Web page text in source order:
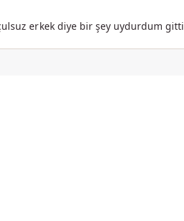
erkek diye bir şey uydurdum gitti